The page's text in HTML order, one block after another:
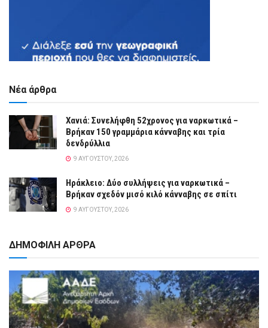
Νέα άρθρα
Χανιά: Συνελήφθη 52χρονος για ναρκωτικά –
Βρήκαν 150 γραμμάρια κάνναβης και τρία
δενδρύλλια
9 ΑΥΓΟΎΣΤΟΥ, 2026
Ηράκλειο: Δύο συλλήψεις για ναρκωτικά –
Βρήκαν σχεδόν μισό κιλό κάνναβης σε σπίτι
9 ΑΥΓΟΎΣΤΟΥ, 2026
ΔΗΜΟΦΙΛΗ ΑΡΘΡΑ